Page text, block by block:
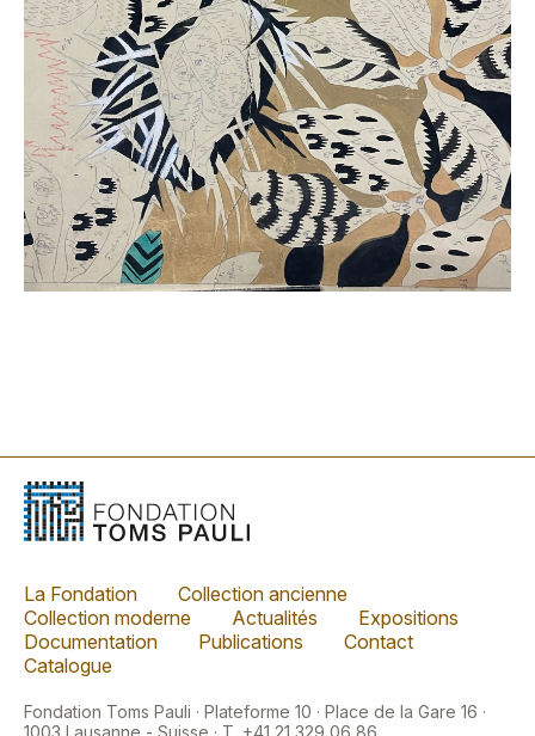
La Fondation
Collection ancienne
Collection moderne
Actualités
Expositions
Documentation
Publications
Contact
Catalogue
Fondation Toms Pauli · Plateforme 10 · Place de la Gare 16 ·
1003 Lausanne - Suisse · T. +41 21 329 06 86